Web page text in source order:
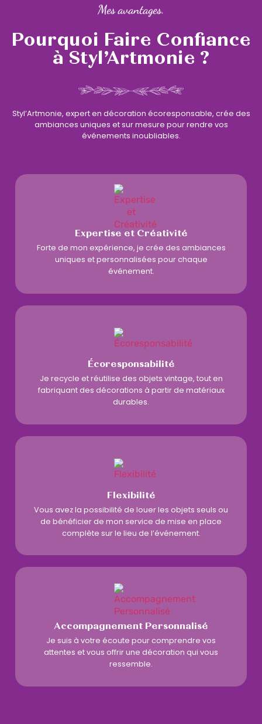
Mes avantages.
Pourquoi Faire Confiance
à Styl’Artmonie ?
Styl’Artmonie, expert en décoration écoresponsable, crée des
ambiances uniques et sur mesure pour rendre vos
événements inoubliables.
Expertise et Créativité
Forte de mon expérience, je crée des ambiances
uniques et personnalisées pour chaque
événement.
Écoresponsabilité
Je recycle et réutilise des objets vintage, tout en
fabriquant des décorations à partir de matériaux
durables.
Flexibilité
Vous avez la possibilité de louer les objets seuls ou
de bénéficier de mon service de mise en place
complète sur le lieu de l’événement.
Accompagnement Personnalisé
Je suis à votre écoute pour comprendre vos
attentes et vous offrir une décoration qui vous
ressemble.